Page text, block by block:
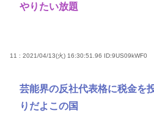
やりたい放題
11 : 2021/04/13(火) 16:30:51.96 ID:9US09kWF0
芸能界の反社代表格に税金を
りだよこの国